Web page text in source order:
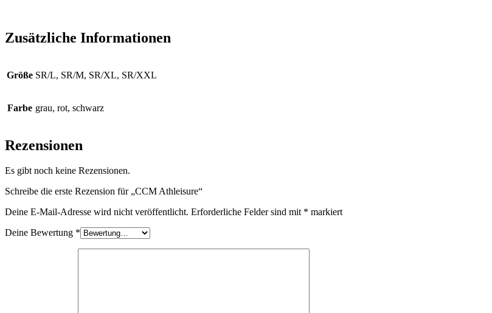
Zusätzliche Informationen
Größe SR/L, SR/M, SR/XL, SR/XXL
Farbe grau, rot, schwarz
Rezensionen
Es gibt noch keine Rezensionen.
Schreibe die erste Rezension für „CCM Athleisure“
Deine E-Mail-Adresse wird nicht veröffentlicht. Erforderliche Felder sind mit * markiert
Deine Bewertung *